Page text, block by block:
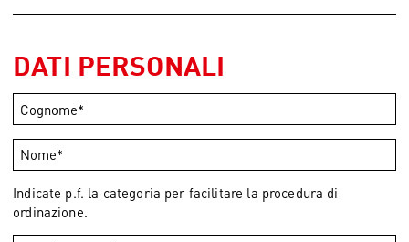
DATI PERSONALI
Indicate p.f. la categoria per facilitare la procedura di
ordinazione.